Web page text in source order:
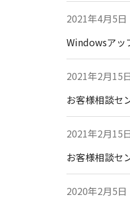
2021年4月5日
Windowsアッ
2021年2月15
お客様相談セ
2021年2月15
お客様相談セ
2020年2月5日